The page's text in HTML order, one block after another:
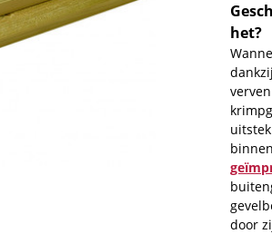
het?
door